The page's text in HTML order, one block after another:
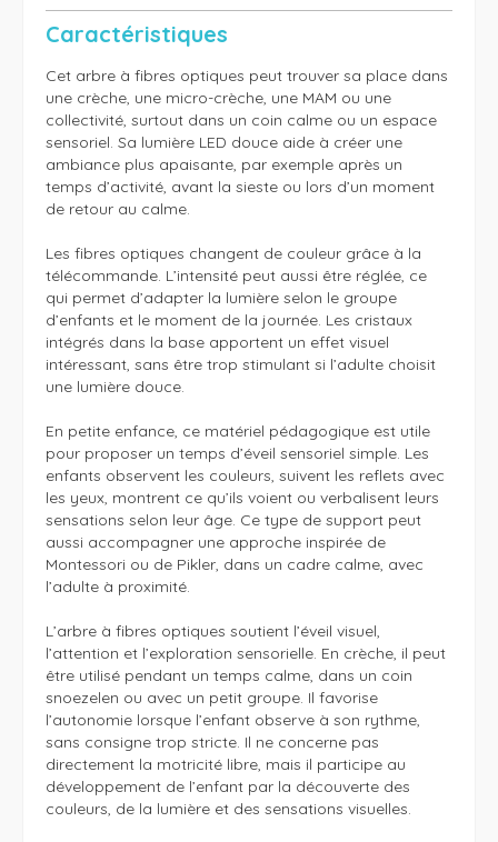
Caractéristiques
Cet arbre à fibres optiques peut trouver sa place dans
une crèche, une micro-crèche, une MAM ou une
collectivité, surtout dans un coin calme ou un espace
sensoriel. Sa lumière LED douce aide à créer une
ambiance plus apaisante, par exemple après un
temps d’activité, avant la sieste ou lors d’un moment
de retour au calme.
Les fibres optiques changent de couleur grâce à la
télécommande. L’intensité peut aussi être réglée, ce
qui permet d’adapter la lumière selon le groupe
d’enfants et le moment de la journée. Les cristaux
intégrés dans la base apportent un effet visuel
intéressant, sans être trop stimulant si l’adulte choisit
une lumière douce.
En petite enfance, ce matériel pédagogique est utile
pour proposer un temps d’éveil sensoriel simple. Les
enfants observent les couleurs, suivent les reflets avec
les yeux, montrent ce qu’ils voient ou verbalisent leurs
sensations selon leur âge. Ce type de support peut
aussi accompagner une approche inspirée de
Montessori ou de Pikler, dans un cadre calme, avec
l’adulte à proximité.
L’arbre à fibres optiques soutient l’éveil visuel,
l’attention et l’exploration sensorielle. En crèche, il peut
être utilisé pendant un temps calme, dans un coin
snoezelen ou avec un petit groupe. Il favorise
l’autonomie lorsque l’enfant observe à son rythme,
sans consigne trop stricte. Il ne concerne pas
directement la motricité libre, mais il participe au
développement de l’enfant par la découverte des
couleurs, de la lumière et des sensations visuelles.